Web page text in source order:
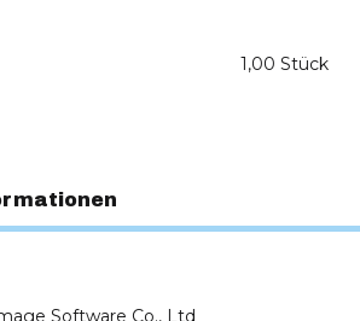
1,00 Stück
Software Co., Ltd